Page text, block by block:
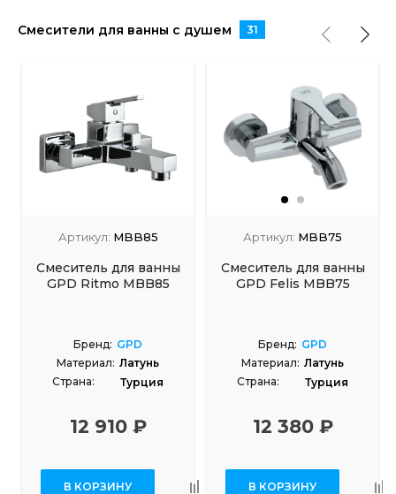
Смесители для ванны с душем 31
Артикул: MBB85
Смеситель для ванны
GPD Ritmo MBB85
Бренд: GPD
Материал: Латунь
Страна:
Турция
12 910 ₽
В КОРЗИНУ
Артикул: MBB75
Смеситель для ванны
GPD Felis MBB75
Бренд: GPD
Материал: Латунь
Страна:
Турция
12 380 ₽
В КОРЗИНУ